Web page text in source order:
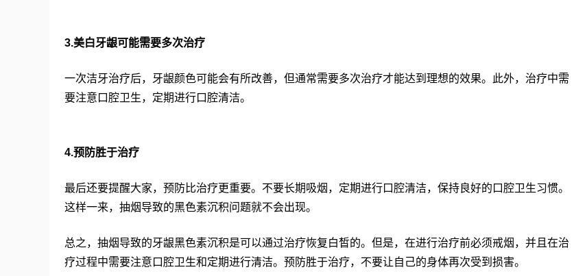
3.美白牙龈可能需要多次治疗
一次洁牙治疗后，牙龈颜色可能会有所改善，但通常需要多次治疗才能达到理想的效果。此外，治疗中需
要注意口腔卫生，定期进行口腔清洁。
4.预防胜于治疗
最后还要提醒大家，预防比治疗更重要。不要长期吸烟，定期进行口腔清洁，保持良好的口腔卫生习惯。
这样一来，抽烟导致的黑色素沉积问题就不会出现。
总之，抽烟导致的牙龈黑色素沉积是可以通过治疗恢复白皙的。但是，在进行治疗前必须戒烟，并且在治
疗过程中需要注意口腔卫生和定期进行清洁。预防胜于治疗，不要让自己的身体再次受到损害。